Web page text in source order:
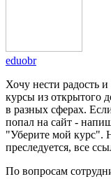
eduobr
Хочу нести радость
курсы из открытого
в разных сферах.
попал на сайт -
"Уберите мой курс".
преследуется, все
По вопросам